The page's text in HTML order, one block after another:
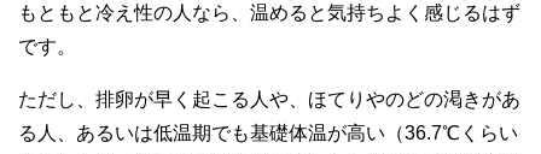
もともと冷え性の人なら、温めると気持ちよく感じるはず
です。
ただし、排卵が早く起こる人や、ほてりやのどの渇きがあ
る人、あるいは低温期でも基礎体温が高い（36.7℃くらい